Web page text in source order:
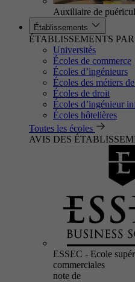
Auxiliaire de
Établissements
ÉTABLISSEMENTS
Universités
Écoles de commerce
Écoles d’ingénieurs
Écoles des métiers
Écoles de droit
Écoles d’ingénieur
Écoles hôtelières
Toutes les écoles
AVIS DES
ESSEC - Ecole
commerciales
note de